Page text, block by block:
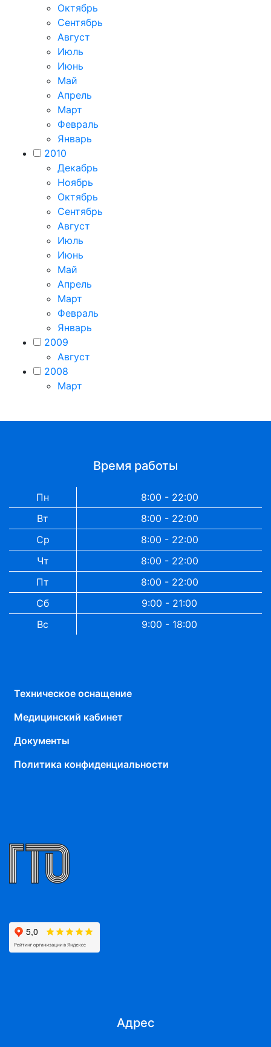
Октябрь
Сентябрь
Август
Июль
Июнь
Май
Апрель
Март
Февраль
Январь
2010
Декабрь
Ноябрь
Октябрь
Сентябрь
Август
Июль
Июнь
Май
Апрель
Март
Февраль
Январь
2009
Август
2008
Март
Время работы
Пн
8:00 - 22:00
Вт
8:00 - 22:00
Ср
8:00 - 22:00
Чт
8:00 - 22:00
Пт
8:00 - 22:00
Сб
9:00 - 21:00
Вс
9:00 - 18:00
Техническое оснащение
Медицинский кабинет
Документы
Политика конфиденциальности
Адрес